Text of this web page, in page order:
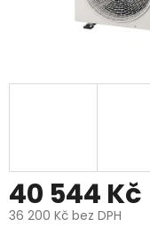
40 544 Kč
36 200 Kč bez DPH